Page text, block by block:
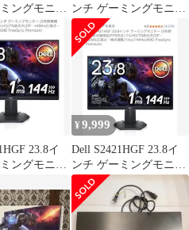
ングモニタ
ンチ ゲーミングモニタ
ー
23.8イ
ングモニタ
¥9,999
Dell S2421HGF 23.8イ
ンチ ゲーミングモニタ
ー 144Hz